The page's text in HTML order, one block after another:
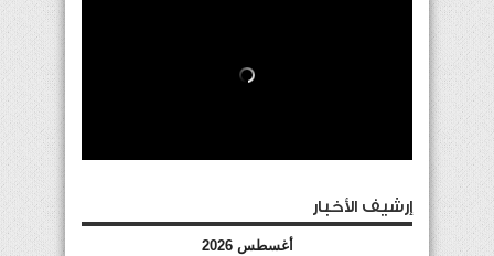
إرشيف الأخبار
أغسطس 2026